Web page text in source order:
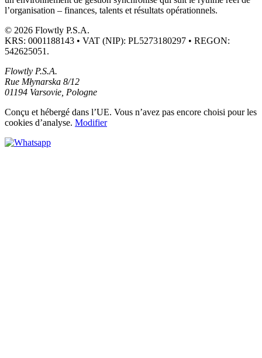
l’organisation – finances, talents et résultats opérationnels.
© 2026 Flowtly P.S.A.
KRS: 0001188143 • VAT (NIP): PL5273180297 • REGON:
542625051.
Flowtly P.S.A.
Rue Młynarska 8/12
01194 Varsovie, Pologne
Conçu et hébergé dans l’UE. Vous n’avez pas encore choisi pour les
cookies d’analyse. Modifier